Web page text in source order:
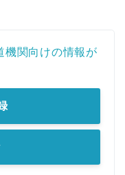
機関向けの情報が